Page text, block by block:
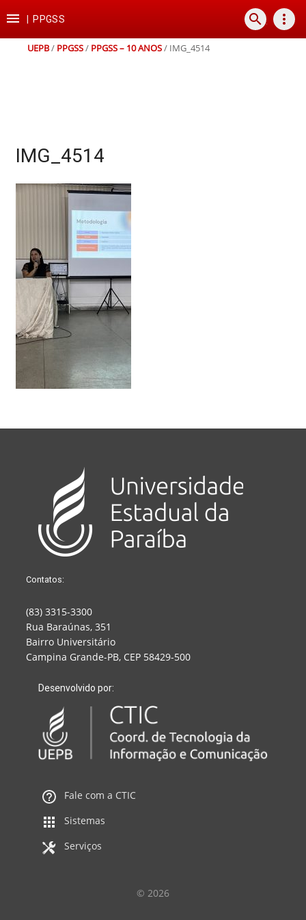
para
conteúdo
para
para
para
rodapé
 PPGSS search more_vert
UEPB/ PPGSS/ PPGSS – 10 ANOS/ IMG_4514
IMG_4514
Contatos:
(83) 3315-3300
Rua Baraúnas, 351
Bairro Universitário
Campina Grande-PB, CEP 58429-500
Desenvolvido por:
Fale com a CTIC
Sistemas
Serviços
© 2026